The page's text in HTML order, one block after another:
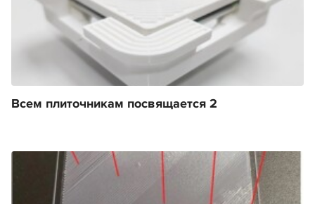
Всем плиточникам посвящается 2